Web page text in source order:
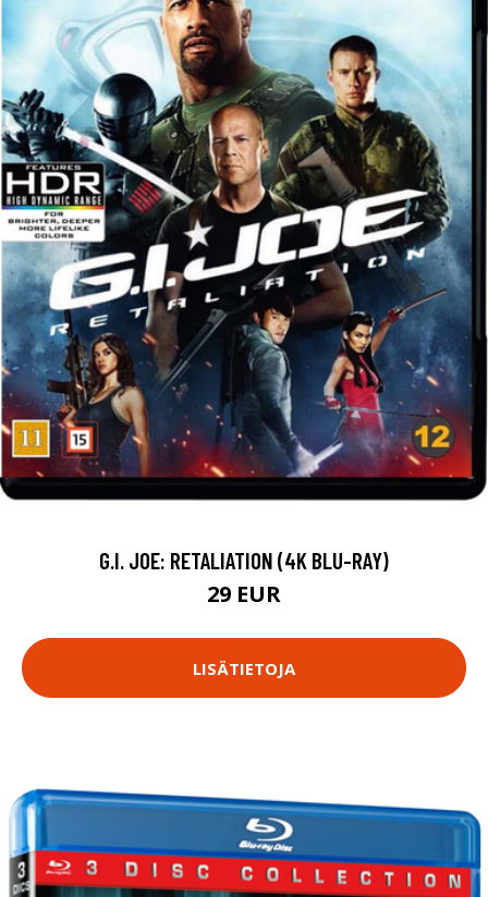
G.I. JOE: RETALIATION (4K BLU-RAY)
29 EUR
LISÄTIETOJA